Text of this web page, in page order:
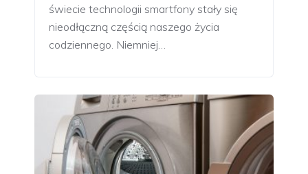
świecie technologii smartfony stały się
nieodłączną częścią naszego życia
codziennego. Niemniej…